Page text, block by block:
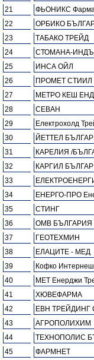
21
ФЬОНИКС
22
ОРБИКО
23
ТАБАКО ТРЕЙД
24
СТОМАНА-
25
ИНСА ОЙЛ
26
ПРОМЕТ СТИИЛ
27
МЕТРО КЕШ
28
СЕВАН
29
Електрохолд
30
ЙЕТТЕЛ
31
КАРЕЛИЯ /
32
КАРГИЛ
33
34
ЕНЕРГО-ПРО
35
СТИНГ
36
ОМВ БЪЛГАРИЯ
37
ГЕОТЕХМИН
38
ЕЛАЦИТЕ - МЕД
39
Кофко
40
МЕТ Енерджи
41
ХЮВЕФАРМА
42
ЕВН
43
АГРОПОЛИХИМ
44
ТЕХНОПОЛИС
45
ФАРМНЕТ